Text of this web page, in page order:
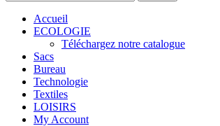
Accueil
ECOLOGIE
Téléchargez notre catalogue
Sacs
Bureau
Technologie
Textiles
LOISIRS
My Account